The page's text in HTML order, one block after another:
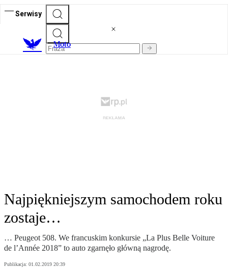
Serwisy
Moto
Najpiękniejszym samochodem roku
zostaje…
… Peugeot 508. We francuskim konkursie „La Plus Belle Voiture
de l’Année 2018” to auto zgarnęło główną nagrodę.
Publikacja: 01.02.2019 20:39